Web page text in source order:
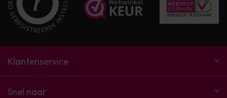
Klantenservice
Snel naar